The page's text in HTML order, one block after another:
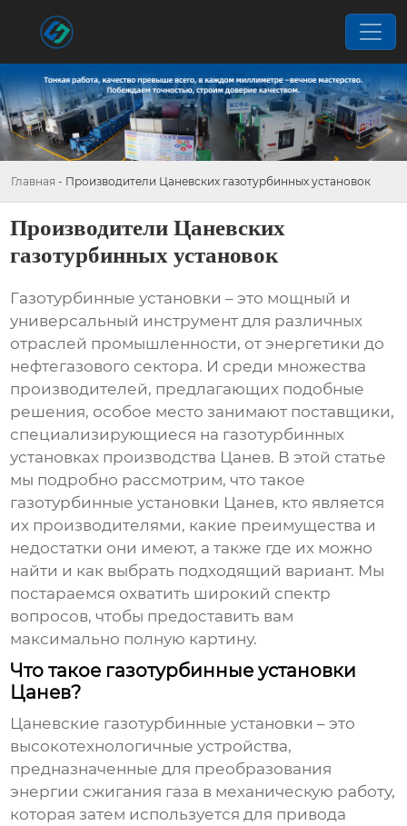
Главная - Производители Цаневских газотурбинных установок
Производители Цаневских
газотурбинных установок
Газотурбинные установки – это мощный и
универсальный инструмент для различных
отраслей промышленности, от энергетики до
нефтегазового сектора. И среди множества
производителей, предлагающих подобные
решения, особое место занимают поставщики,
специализирующиеся на газотурбинных
установках производства Цанев. В этой статье
мы подробно рассмотрим, что такое
газотурбинные установки Цанев, кто является
их производителями, какие преимущества и
недостатки они имеют, а также где их можно
найти и как выбрать подходящий вариант. Мы
постараемся охватить широкий спектр
вопросов, чтобы предоставить вам
максимально полную картину.
Что такое газотурбинные установки
Цанев?
Цаневские газотурбинные установки – это
высокотехнологичные устройства,
предназначенные для преобразования
энергии сжигания газа в механическую работу,
которая затем используется для привода